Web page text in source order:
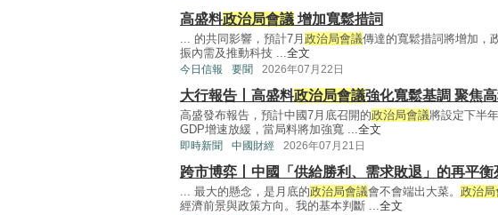
高盛料政治局會議 增加寬鬆措詞
... 的共同影響，預計7月 政治局會議傳達的寬鬆措詞將增加，
振內需及推動科技 ...全文
今日信報 要聞 2026年07月22日
大行報告丨高盛料政治局會議強化寬鬆基調 聚焦
高盛發布報告，預計中國7月底召開的政治局會議將設定下半
GDP增速放緩，當局料將加強寬 ...全文
即時新聞 中國財經 2026年07月21日
跨市博弈丨中國「供給勝利、需求敗退」的再平衡
... 最大的懸念，是月底的政治局會議會不會端出大菜。 政治局
經濟前景與政策方向。我的基本判斷 ...全文